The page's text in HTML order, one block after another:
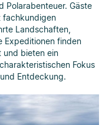
Polarabenteuer. Gäste
fachkundigen
Landschaften,
Expeditionen finden
und bieten ein
Fokus
Entdeckung.